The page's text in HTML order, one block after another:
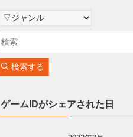
検索する
ゲームIDがシェアされた日